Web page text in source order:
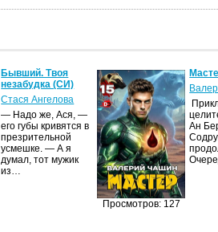
Бывший. Твоя
незабудка (СИ)
Стася Ангелова
— Надо же, Ася, —
его губы кривятся в
презрительной
усмешке. — А я
думал, тот мужик
из…
Просмотров: 127
Ан